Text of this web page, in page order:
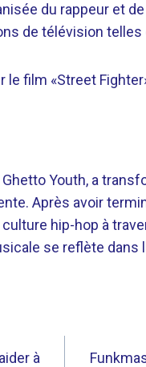
du rappeur et
de télévision telles
film «Street
Youth, a
Après avoir
hip-hop à
se reflète dans
à